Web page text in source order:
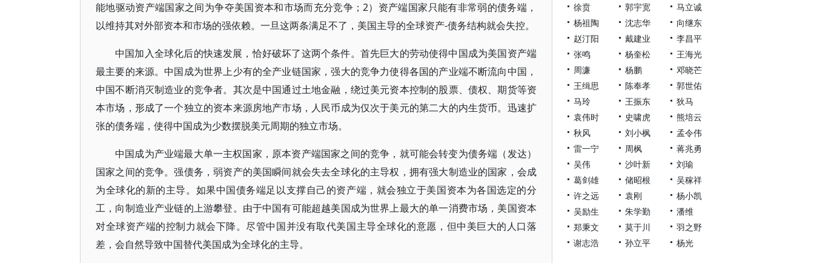
能地驱动资产端国家之间为争夺美国资本和市场而充分竞争；2）资产端国家只能有非常弱的债务端，
以维持其对外部资本和市场的强依赖。一旦这两条满足不了，美国主导的全球资产-债务结构就会失控。
中国加入全球化后的快速发展，恰好破坏了这两个条件。首先巨大的劳动使得中国成为美国资产端
最主要的来源。中国成为世界上少有的全产业链国家，强大的竞争力使得各国的产业端不断流向中国，
中国不断消灭制造业的竞争者。其次是中国通过土地金融，绕过美元资本控制的股票、债权、期货等资
本市场，形成了一个独立的资本来源房地产市场，人民币成为仅次于美元的第二大的内生货币。迅速扩
张的债务端，使得中国成为少数摆脱美元周期的独立市场。
中国成为产业端最大单一主权国家，原本资产端国家之间的竞争，就可能会转变为债务端（发达）
国家之间的竞争。强债务，弱资产的美国瞬间就会失去全球化的主导权，拥有强大制造业的国家，会成
为全球化的新的主导。如果中国债务端足以支撑自己的资产端，就会独立于美国资本为各国选定的分
工，向制造业产业链的上游攀登。由于中国有可能超越美国成为世界上最大的单一消费市场，美国资本
对全球资产端的控制力就会下降。尽管中国并没有取代美国主导全球化的意愿，但中美巨大的人口落
差，会自然导致中国替代美国成为全球化的主导。
徐贲
郭宇宽
马立诚
杨祖陶
沈志华
向继东
赵汀阳
戴建业
李昌平
张鸣
杨奎松
王海光
周濂
杨鹏
邓晓芒
王缉思
陈奉孝
郭世佑
马玲
王振东
狄马
袁伟时
史啸虎
熊培云
秋风
刘小枫
孟令伟
雷一宁
周枫
蒋兆勇
吴伟
沙叶新
刘瑜
葛剑雄
储昭根
吴稼祥
许之远
袁刚
杨小凯
吴励生
朱学勤
潘维
郑秉文
莫于川
羽之野
谢志浩
孙立平 杨光